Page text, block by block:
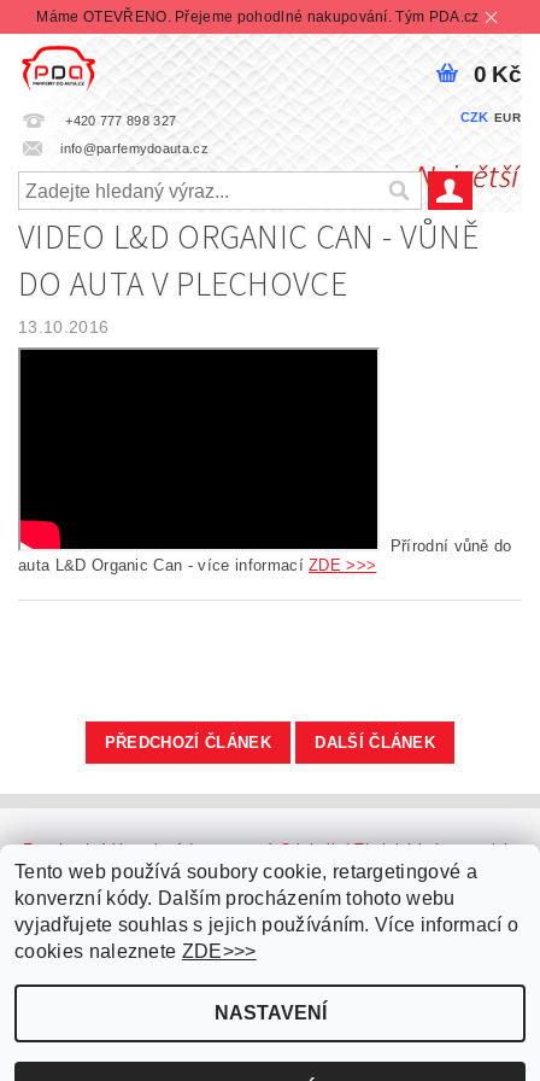
Máme OTEVŘENO. Přejeme pohodlné nakupování. Tým PDA.cz
+420 777 898 327
info@parfemydoauta.cz
CZK EUR
0 Kč
VIDEO L&D ORGANIC CAN - VŮNĚ
DO AUTA V PLECHOVCE
13.10.2016
Přírodní vůně do
auta L&D Organic Can - více informacíZDE >>>
PŘEDCHOZÍ ČLÁNEK DALŠÍ ČLÁNEK
Facebook | Youtube | Instagram | Originální Thajské krémy a oleje
| Platební brána ComGate
2026 ©Parfémy do auta.cz, všechna práva vyhrazenaUpravit nastavení cookies
Tento web používá soubory cookie, retargetingové a
konverzní kódy. Dalším procházením tohoto webu
vyjadřujete souhlas s jejich používáním. Více informací o
cookies naleznete ZDE>>>
NASTAVENÍ